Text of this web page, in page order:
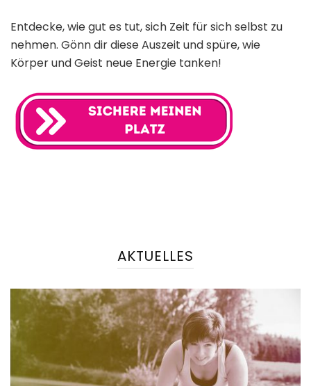
Entdecke, wie gut es tut, sich Zeit für sich selbst zu
nehmen. Gönn dir diese Auszeit und spüre, wie
Körper und Geist neue Energie tanken!
AKTUELLES